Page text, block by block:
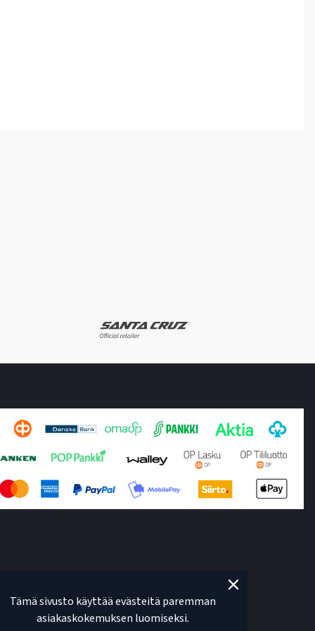
Tämä sivusto käyttää evästeitä paremman
asiakaskokemuksen luomiseksi.